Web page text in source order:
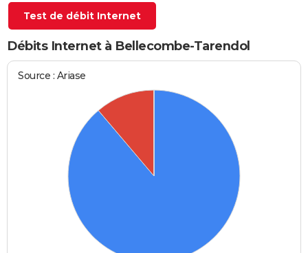
FORUM
Bricolage
Lifestyle
Culture
Sport
Auto
Television
Voyage
Cinema
Test de débit Internet
Débits Internet à Bellecombe-Tarendol
Source : Ariase